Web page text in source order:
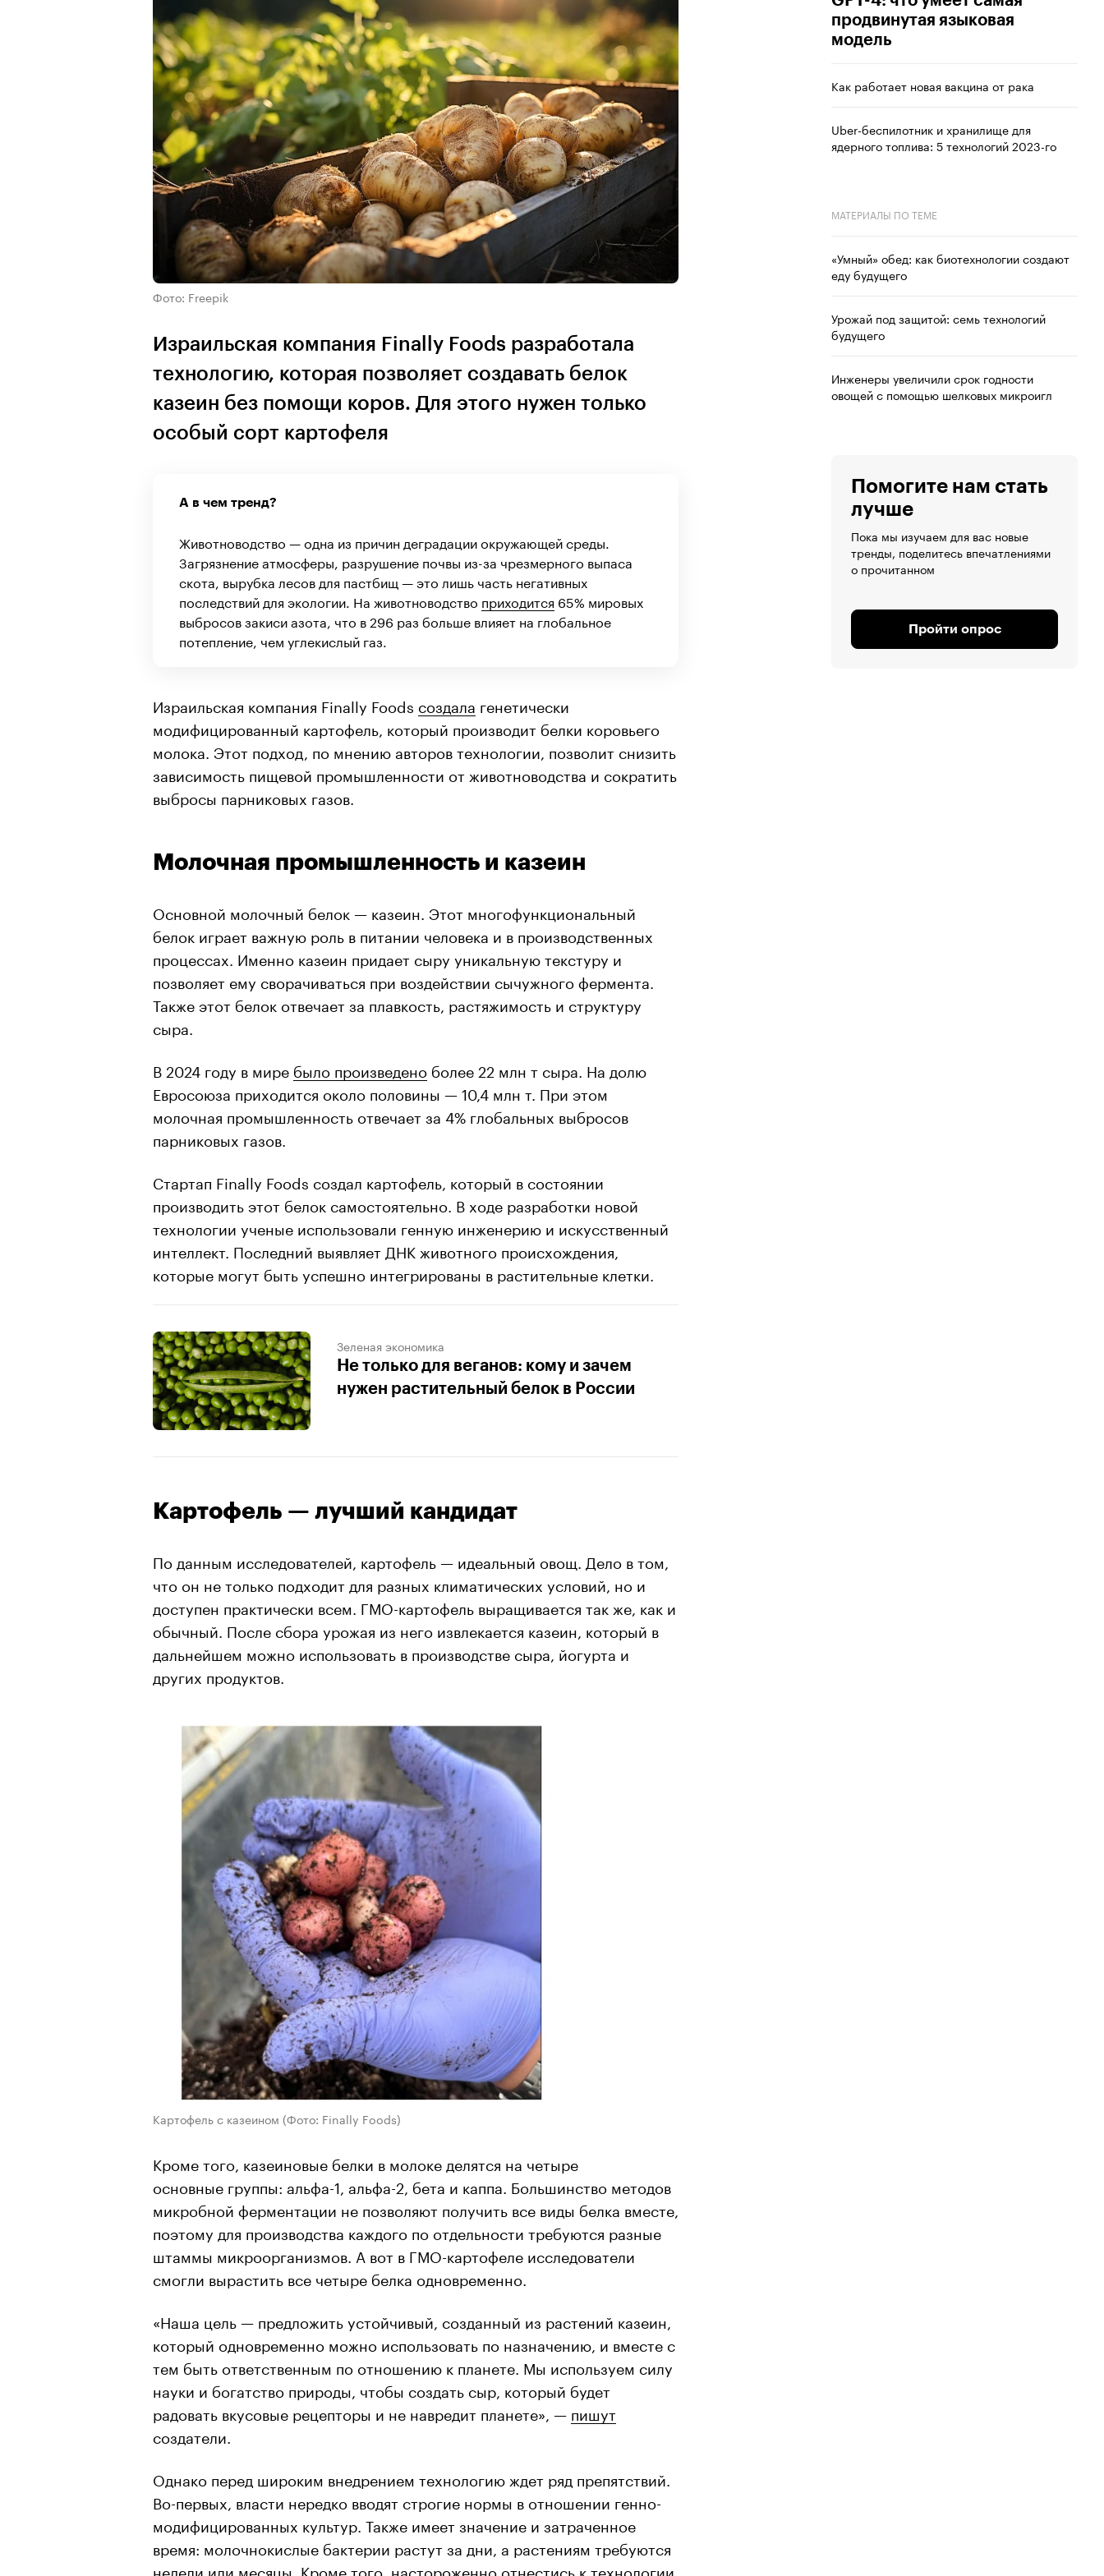
Фото: Freepik
Израильская компания Finally Foods разработала
технологию, которая позволяет создавать белок
казеин без помощи коров. Для этого нужен только
особый сорт картофеля
А в чем тренд?
Животноводство — одна из причин деградации окружающей среды.
Загрязнение атмосферы, разрушение почвы из-за чрезмерного выпаса
скота, вырубка лесов для пастбищ — это лишь часть негативных
последствий для экологии. На животноводство приходится 65% мировых
выбросов закиси азота, что в 296 раз больше влияет на глобальное
потепление, чем углекислый газ.
Израильская компания Finally Foods создала генетически
модифицированный картофель, который производит белки коровьего
молока. Этот подход, по мнению авторов технологии, позволит снизить
зависимость пищевой промышленности от животноводства и сократить
выбросы парниковых газов.
Молочная промышленность и казеин
Основной молочный белок — казеин. Этот многофункциональный
белок играет важную роль в питании человека и в производственных
процессах. Именно казеин придает сыру уникальную текстуру и
позволяет ему сворачиваться при воздействии сычужного фермента.
Также этот белок отвечает за плавкость, растяжимость и структуру
сыра.
В 2024 году в мире было произведено более 22 млн т сыра. На долю
Евросоюза приходится около половины — 10,4 млн т. При этом
молочная промышленность отвечает за 4% глобальных выбросов
парниковых газов.
Стартап Finally Foods создал картофель, который в состоянии
производить этот белок самостоятельно. В ходе разработки новой
технологии ученые использовали генную инженерию и искусственный
интеллект. Последний выявляет ДНК животного происхождения,
которые могут быть успешно интегрированы в растительные клетки.
Зеленая экономика
Не только для веганов: кому и зачем
нужен растительный белок в России
Картофель — лучший кандидат
По данным исследователей, картофель — идеальный овощ. Дело в том,
что он не только подходит для разных климатических условий, но и
доступен практически всем. ГМО-картофель выращивается так же, как и
обычный. После сбора урожая из него извлекается казеин, который в
дальнейшем можно использовать в производстве сыра, йогурта и
других продуктов.
Картофель с казеином (Фото: Finally Foods)
Кроме того, казеиновые белки в молоке делятся на четыре
основные группы: альфа-1, альфа-2, бета и каппа. Большинство методов
микробной ферментации не позволяют получить все виды белка вместе,
поэтому для производства каждого по отдельности требуются разные
штаммы микроорганизмов. А вот в ГМО-картофеле исследователи
смогли вырастить все четыре белка одновременно.
«Наша цель — предложить устойчивый, созданный из растений казеин,
который одновременно можно использовать по назначению, и вместе с
тем быть ответственным по отношению к планете. Мы используем силу
науки и богатство природы, чтобы создать сыр, который будет
радовать вкусовые рецепторы и не навредит планете», — пишут
создатели.
Однако перед широким внедрением технологию ждет ряд препятствий.
Во-первых, власти нередко вводят строгие нормы в отношении генно-
модифицированных культур. Также имеет значение и затраченное
время: молочнокислые бактерии растут за дни, а растениям требуются
недели или месяцы. Кроме того, настороженно отнестись к технологии
продвинутая языковая
модель
Как работает новая вакцина от рака
Uber-беспилотник и хранилище для
ядерного топлива: 5 технологий 2023-го
МАТЕРИАЛЫ ПО ТЕМЕ
«Умный» обед: как биотехнологии создают
еду будущего
Урожай под защитой: семь технологий
будущего
Инженеры увеличили срок годности
овощей с помощью шелковых микроигл
Помогите нам стать
лучше
Пока мы изучаем для вас новые
тренды, поделитесь впечатлениями
о прочитанном
Пройти опрос